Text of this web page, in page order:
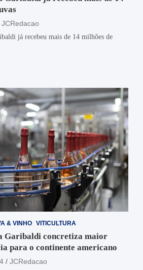
JCRedacao
já recebeu mais de 14 milhões de
& VINHO VITICULTURA
Garibaldi concretiza maior
para o continente americano
JCRedacao